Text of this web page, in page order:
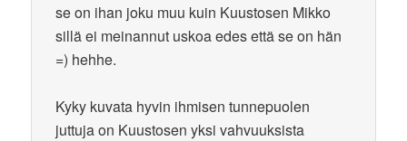
se on ihan joku muu kuin Kuustosen Mikko
sillä ei meinannut uskoa edes että se on hän
=) hehhe.
Kyky kuvata hyvin ihmisen tunnepuolen
juttuja on Kuustosen yksi vahvuuksista